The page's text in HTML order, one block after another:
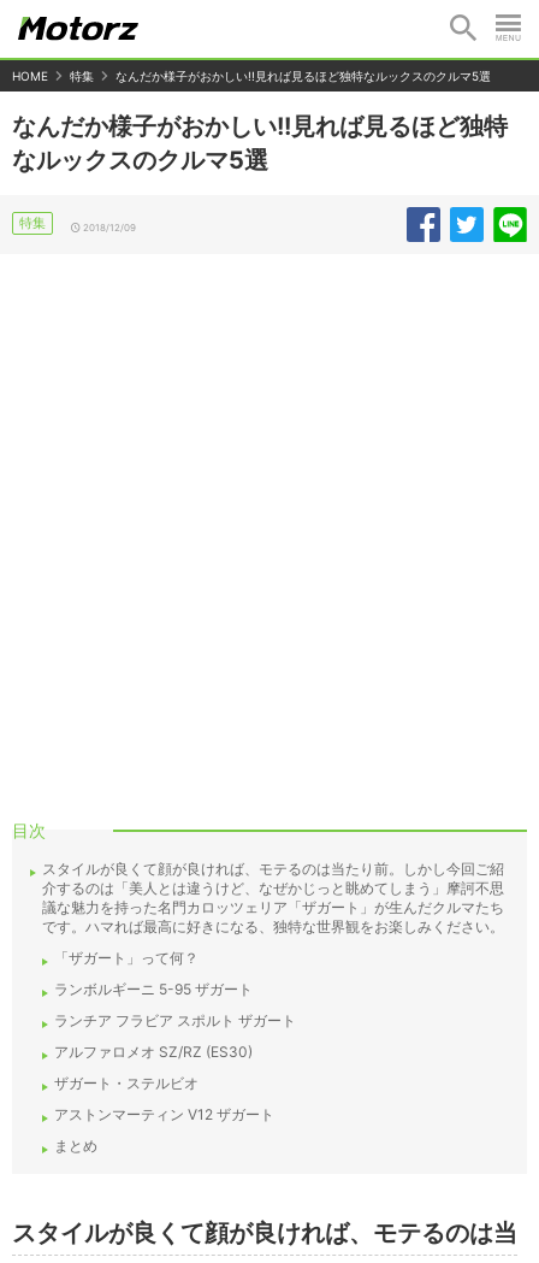
HOME 特集 なんだか様子がおかしい!!見れば見るほど独特なルックスのクルマ5選
なんだか様子がおかしい!!見れば見るほど独特
なルックスのクルマ5選
特集 2018/12/09
目次
スタイルが良くて顔が良ければ、モテるのは当たり前。しかし今回ご紹
介するのは「美人とは違うけど、なぜかじっと眺めてしまう」摩訶不思
議な魅力を持った名門カロッツェリア「ザガート」が生んだクルマたち
です。ハマれば最高に好きになる、独特な世界観をお楽しみください。
「ザガート」って何？
ランボルギーニ 5-95 ザガート
ランチア フラビア スポルト ザガート
アルファロメオ SZ/RZ (ES30)
ザガート・ステルビオ
アストンマーティン V12 ザガート
まとめ
スタイルが良くて顔が良ければ、モテるのは当